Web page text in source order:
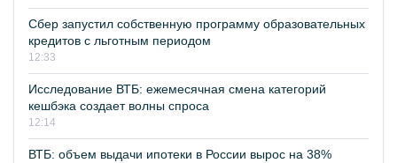
Сбер запустил собственную программу образовательных
кредитов с льготным периодом
12:33
Исследование ВТБ: ежемесячная смена категорий
кешбэка создает волны спроса
12:14
ВТБ: объем выдачи ипотеки в России вырос на 38%